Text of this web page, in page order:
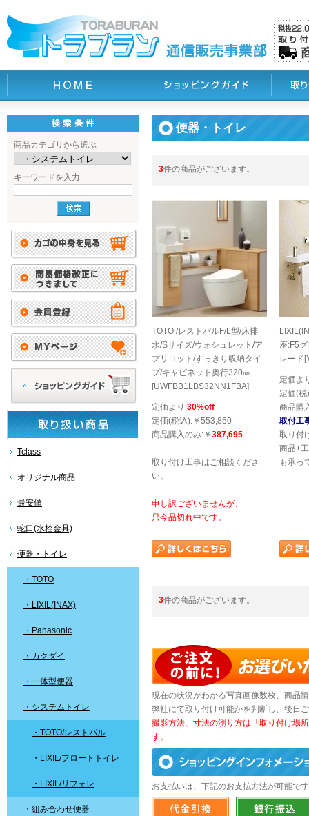
商品カテゴリから選ぶ
キーワードを入力
Tclass
オリジナル商品
最安値
蛇口(水栓金具)
便器・トイレ
・TOTO
・LIXIL(INAX)
・Panasonic
・カクダイ
・一体型便器
・システムトイレ
・TOTO/レストパル
・LIXIL/フロートトイレ
・LIXIL/リフォレ
・組み合わせ便器
便器・トイレ
3件の商品がございます。
TOTO /レストパルF/L型/床排
水/Sサイズ/ウォシュレット/ア
プリコット/すっきり収納タイ
プ/キャビネット奥行320㎜
[UWFBB1LBS32NN1FBA]
定価より:30%off
定価(税込):￥553,850
商品購入のみ:￥ 387,695
取り付け工事はご相談くださ
い。
申し訳ございませんが、
只今品切れ中です。
座:F5
レード
定価よ
定価(
商品購
取付工
取り付
商品+
も承っ
3件の商品がございます。
現在の状況がわかる写真画像数枚、商品
弊社にて取り付け可能かを判断し、後日
撮影方法、寸法の測り方は「取り付け場
す。
お支払いは、下記のお支払方法が可能で